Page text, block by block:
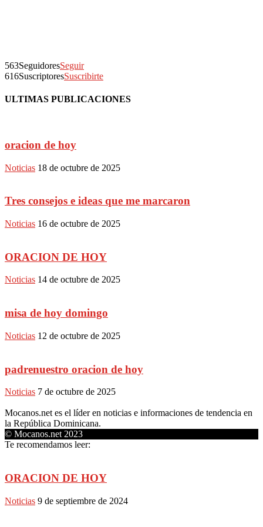
563SeguidoresSeguir
616SuscriptoresSuscribirte
ULTIMAS PUBLICACIONES
oracion de hoy
Noticias 18 de octubre de 2025
Tres consejos e ideas que me marcaron
Noticias 16 de octubre de 2025
ORACION DE HOY
Noticias 14 de octubre de 2025
misa de hoy domingo
Noticias 12 de octubre de 2025
padrenuestro oracion de hoy
Noticias 7 de octubre de 2025
Mocanos.net es el líder en noticias e informaciones de tendencia en
la República Dominicana.
© Mocanos.net 2023
Te recomendamos leer:
ORACION DE HOY
Noticias 9 de septiembre de 2024